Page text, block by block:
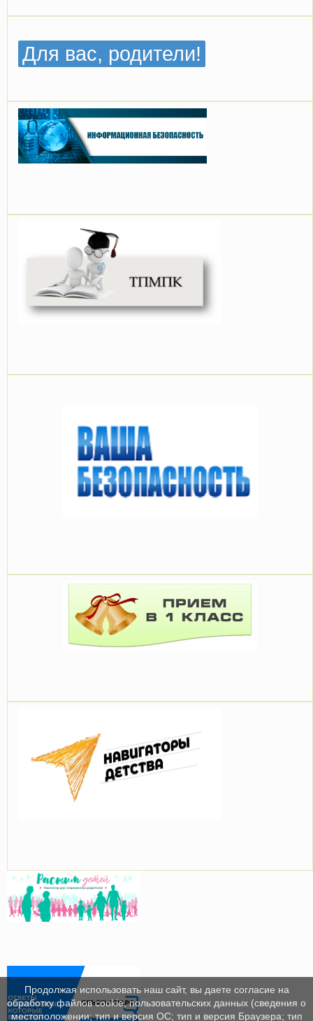
Для вас, родители!
Продолжая использовать наш сайт, вы даете согласие на
обработку файлов cookie, пользовательских данных (сведения о
местоположении; тип и версия ОС; тип и версия Браузера; тип